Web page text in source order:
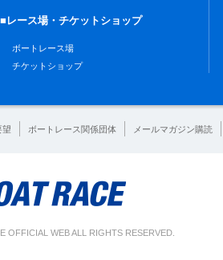
■レース場・チケットショップ
ボートレース場
チケットショップ
望 ボートレース関係団体 メールマガジン購読
OFFICIAL WEB ALL RIGHTS RESERVED.